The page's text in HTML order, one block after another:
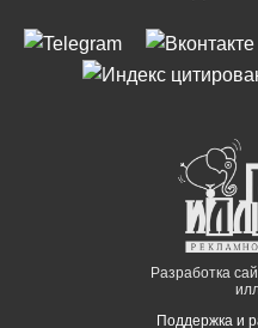
Разработка
Поддержка и